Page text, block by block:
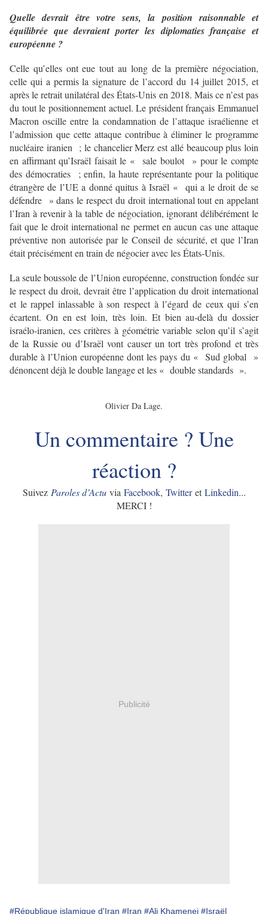
Quelle devrait être votre sens, la position raisonnable et
équilibrée que devraient porter les diplomaties française et
européenne ?
Celle qu’elles ont eue tout au long de la première négociation,
celle qui a permis la signature de l’accord du 14 juillet 2015, et
après le retrait unilatéral des États-Unis en 2018. Mais ce n’est pas
du tout le positionnement actuel. Le président français Emmanuel
Macron oscille entre la condamnation de l’attaque israélienne et
l’admission que cette attaque contribue à éliminer le programme
nucléaire iranien ; le chancelier Merz est allé beaucoup plus loin
en affirmant qu’Israël faisait le « sale boulot » pour le compte
des démocraties ; enfin, la haute représentante pour la politique
étrangère de l’UE a donné quitus à Israël « qui a le droit de se
défendre » dans le respect du droit international tout en appelant
l’Iran à revenir à la table de négociation, ignorant délibérément le
fait que le droit international ne permet en aucun cas une attaque
préventive non autorisée par le Conseil de sécurité, et que l’Iran
était précisément en train de négocier avec les États-Unis.
La seule boussole de l’Union européenne, construction fondée sur
le respect du droit, devrait être l’application du droit international
et le rappel inlassable à son respect à l’égard de ceux qui s’en
écartent. On en est loin, très loin. Et bien au-delà du dossier
israélo-iranien, ces critères à géométrie variable selon qu’il s’agit
de la Russie ou d’Israël vont causer un tort très profond et très
durable à l’Union européenne dont les pays du « Sud global »
dénoncent déjà le double langage et les « double standards ».
Olivier Da Lage.
Un commentaire ? Une
réaction ?
Suivez Paroles d’Actuvia Facebook, TwitteretLinkedin...
MERCI !
Publicité
#République islamique d'Iran #Iran #Ali Khamenei #Israël